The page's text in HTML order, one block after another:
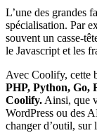
L’une des grandes
spécialisation. Par
souvent un casse-
le Javascript et les
Avec Coolify, cette
PHP, Python, Go,
Coolify.Ainsi, que
WordPress ou des
changer d’outil, sur